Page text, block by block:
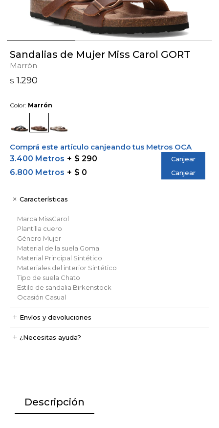
Sandalias de Mujer Miss Carol GORT
Marrón
$ 1.290
Color: Marrón
Comprá este artículo canjeando tus Metros OCA
3.400 Metros
$ 290 Canjear
6.800 Metros $ 0 Canjear
Características
Marca MissCarol
Plantilla cuero
Género Mujer
Material de la suela Goma
Material Principal Sintético
Materiales del interior Sintético
Tipo de suela Chato
Estilo de sandalia Birkenstock
Ocasión Casual
Envíos y devoluciones
¿Necesitas ayuda?
Descripción